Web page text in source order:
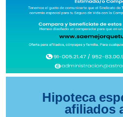
Hipoteca
afiliados